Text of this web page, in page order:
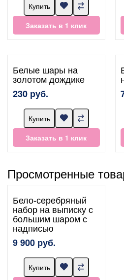
Купить
Заказать в 1 клик
Белые шары на
золотом дождике
230 руб.
Купить
Заказать в 1 клик
Просмотренные
Бело-серебряный
набор на выписку с
большим шаром с
надписью
9 900 руб.
Купить